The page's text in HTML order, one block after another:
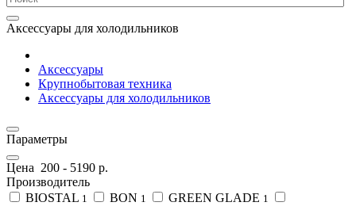
Аксессуары для холодильников
Аксессуары
Крупнобытовая техника
Аксессуары для холодильников
Параметры
Цена 200 - 5190 р.
Производитель
BIOSTAL 1 BON 1 GREEN GLADE 1